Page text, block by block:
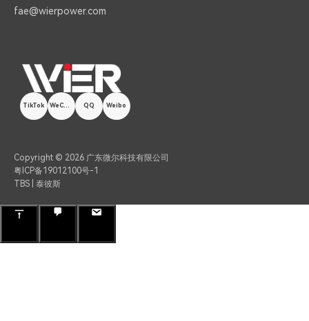
fae@wierpower.com
TikTok WeChat QQ Weibo
Copyright © 2026 广东微尔科技有限公司
粤ICP备19012100号-1
TBS | 泰彼斯